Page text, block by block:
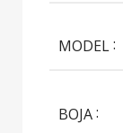
MODEL
BOJA